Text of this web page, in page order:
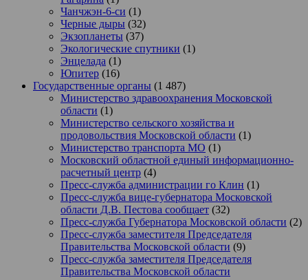
Чанчжэн-6-си (1)
Черные дыры (32)
Экзопланеты (37)
Экологические спутники (1)
Энцелада (1)
Юпитер (16)
Государственные органы (1 487)
Министерство здравоохранения Московской
области (1)
Министерство сельского хозяйства и
продовольствия Московской области (1)
Министерство транспорта МО (1)
Московский областной единый информационно-
расчетный центр (4)
Пресс-служба администрации го Клин (1)
Пресс-служба вице-губернатора Московской
области Д.В. Пестова сообщает (32)
Пресс-служба Губернатора Московской области (2)
Пресс-служба заместителя Председателя
Правительства Московской области (9)
Пресс-служба заместителя Председателя
Правительства Московской области